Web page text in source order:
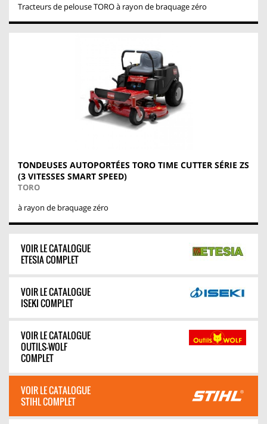
VOIR LE CATALOGUE
ETESIA COMPLET
VOIR LE CATALOGUE
ISEKI COMPLET
VOIR LE CATALOGUE
OUTILS-WOLF
COMPLET
VOIR LE CATALOGUE
STIHL COMPLET
Tracteurs de pelouse TORO à rayon de braquage zéro
TONDEUSES AUTOPORTÉES TORO TIME CUTTER SÉRIE ZS
(3 VITESSES SMART SPEED)
TORO
à rayon de braquage zéro